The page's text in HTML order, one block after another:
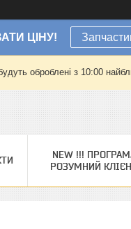
ЦІНУ!
оброблені з 10:00
NEW !!!
РОЗУМНИЙ